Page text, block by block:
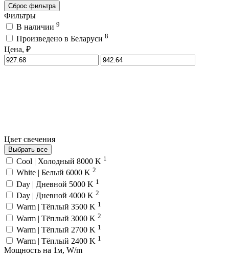
Сброс фильтра
Фильтры
В наличии 9
Произведено в Беларуси 8
Цена, ₽
Цвет свечения
Выбрать все
Cool | Холодный 8000 K 1
White | Белый 6000 K 2
Day | Дневной 5000 K 1
Day | Дневной 4000 K 2
Warm | Тёплый 3500 K 1
Warm | Тёплый 3000 K 2
Warm | Тёплый 2700 K 1
Warm | Тёплый 2400 K 1
Мощность на 1м, W/m